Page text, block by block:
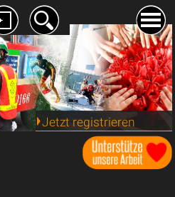
Jetzt registrieren